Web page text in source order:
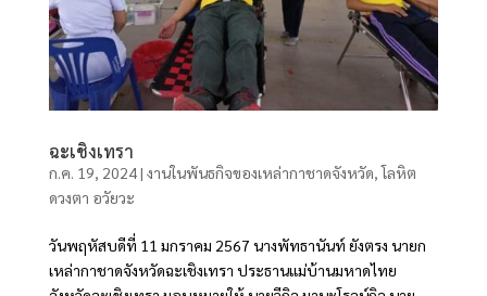
ฉะเชิงเทรา
ก.ค. 19, 2024| งานในพันธกิจของเหล่ากาชาดจังหวัด,โลหิต
ดวงตา อวัยวะ
วันพฤหัสบดีที่ 11 มกราคม 2567 นางพัทธานันท์ ยังตรง นายก
เหล่ากาชาดจังหวัดฉะเชิงเทรา ประธานแม่บ้านมหาดไทย